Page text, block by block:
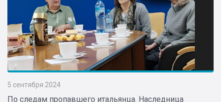
5 сентября 2024
По следам пропавшего итальянца. Наследница